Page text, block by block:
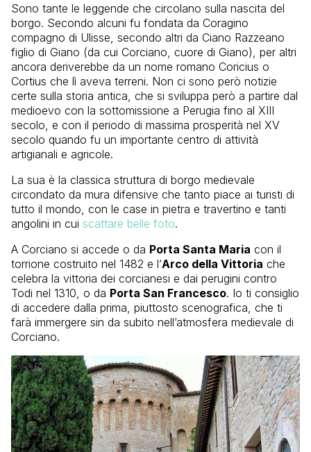
Sono tante le leggende che circolano sulla nascita del
borgo. Secondo alcuni fu fondata da Coragino
compagno di Ulisse, secondo altri da Ciano Razzeano
figlio di Giano (da cui Corciano, cuore di Giano), per altri
ancora deriverebbe da un nome romano Coricius o
Cortius che lì aveva terreni. Non ci sono però notizie
certe sulla storia antica, che si sviluppa però a partire dal
medioevo con la sottomissione a Perugia fino al XIII
secolo, e con il periodo di massima prosperità nel XV
secolo quando fu un importante centro di attività
artigianali e agricole.
La sua è la classica struttura di borgo medievale
circondato da mura difensive che tanto piace ai turisti di
tutto il mondo, con le case in pietra e travertino e tanti
angolini in cui scattare belle foto.
A Corciano si accede o da Porta Santa Maria con il
torrione costruito nel 1482 e l’Arco della Vittoria che
celebra la vittoria dei corcianesi e dai perugini contro
Todi nel 1310, o da Porta San Francesco. Io ti consiglio
di accedere dalla prima, piuttosto scenografica, che ti
farà immergere sin da subito nell’atmosfera medievale di
Corciano.